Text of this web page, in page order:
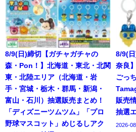
8/9(日)締切【ガチャガチャの
森・Pon！】北海道・東北・北関
東・北陸エリア（北海道・岩
手・宮城・栃木・群馬・新潟・
富山・石川）抽選販売まとめ！
「ディズニーツムツム」「プロ
野球マスコット」めじるしアク
8/9(
奈良
ごっ
販売
抽選
2026-